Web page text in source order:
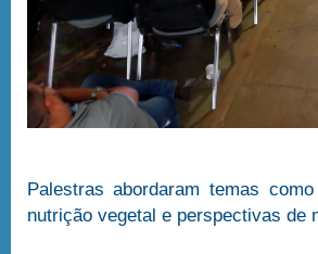
Palestras abordaram temas
nutrição vegetal e perspectivas de